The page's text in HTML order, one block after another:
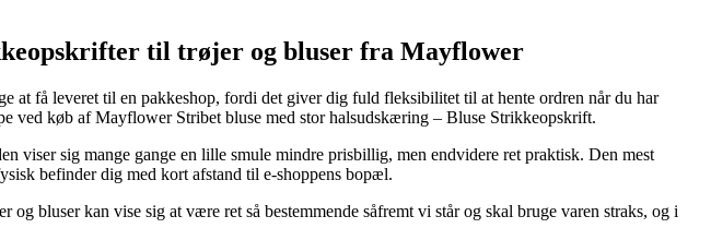
til trøjer og bluser fra Mayflower
at få leveret til en pakkeshop, fordi det giver dig fuld fleksibilitet til at hente ordren når du har
ved køb af Mayflower Stribet bluse med stor halsudskæring – Bluse Strikkeopskrift.
viser sig mange gange en lille smule mindre prisbillig, men endvidere ret praktisk. Den mest
befinder dig med kort afstand til e-shoppens bopæl.
bluser kan vise sig at være ret så bestemmende såfremt vi står og skal bruge varen straks, og i